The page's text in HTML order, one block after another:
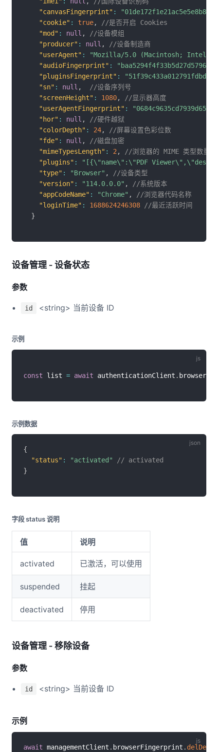
"canvasFingerprint" :
"cookie" : true,
//是否开启 Cookies
"mod" : null ,
//设备模组
"producer" : null ,
//设备制造商
"userAgent" :
"Mozilla/5.0 (Macintosh; Intel
"audioFingerprint" :
"pluginsFingerprint" :
"sn" : null ,
//设备序列号
"screenHeight" : 1080,
//显示器高度
"userAgentFingerprint" :
"hor" : null ,
//硬件越狱
"colorDepth" : 24,
//屏幕设置色彩位数
"fde" : null ,
//磁盘加密
"mimeTypesLength" : 2 ,
//浏览器的 MIME 类型数量
"plugins" :
"[{\"name\":\"PDF
"type" : "Browser" ,
//设备类型
"version" : "114.0.0.0" ,
//系统版本
"appCodeName" : "Chrome" ,
//浏览器代码名称
"loginTime" : 1688624246308
//最近活跃时间
}
设备管理 - 设备状态
参数
id <string> 当前设备 ID
示例
const list = await authenticationClient .
示例数据
{
"status" : "activated"
// activated
}
字段 status 说明
值 说明
activated 已激活，可以使用
suspended 挂起
deactivated 停用
设备管理 - 移除设备
参数
id <string> 当前设备 ID
示例
await managementClient . browserFingerprint .